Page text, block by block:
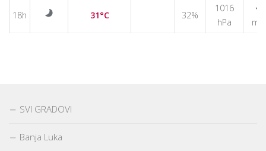
18h 31°C 32%
1016
hPa
↑
m/s
SVI GRADOVI
Banja Luka